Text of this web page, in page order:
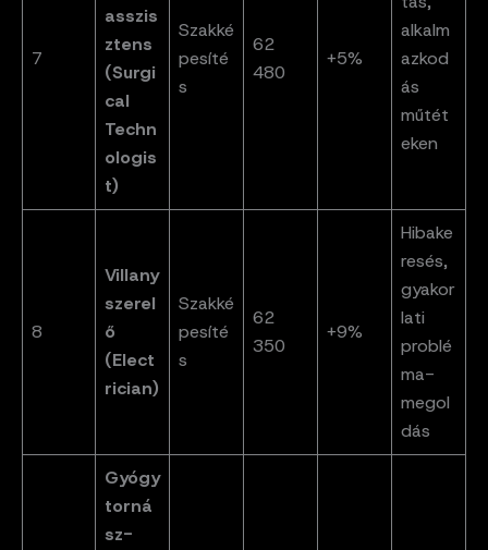
7
asszis
ztens
(Surgi
cal
Techn
ologis
t)
Szakké
pesíté
s
62
480
+5%
alkalm
azkod
ás
műtét
eken
8
Villany
szerel
ő
(Elect
rician)
Szakké
pesíté
s
62
350
+9%
Hibake
resés,
gyakor
lati
problé
ma-
megol
dás
Gyógy
torná
sz-